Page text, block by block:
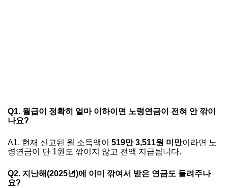
Q1. 월급이 정확히 얼마 이하이면 노령연금이 전혀 안 깎이
나요?
A1. 현재 신고된 월 소득액이 519만 3,511원 미만이라면 노
령연금이 단 1원도 깎이지 않고 전액 지급됩니다.
Q2. 지난해(2025년)에 이미 깎여서 받은 연금도 돌려주나
요?